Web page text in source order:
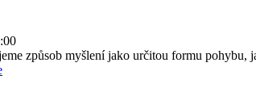
způsob myšlení jako určitou formu